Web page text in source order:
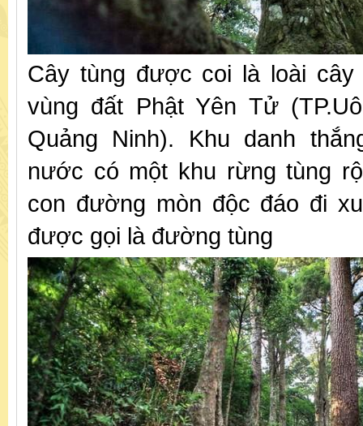
Cây tùng được coi là loài
vùng đất Phật Yên Tử
Quảng Ninh). Khu danh
nước có một khu rừng tùng
con đường mòn độc đáo đi
được gọi là đường tùng